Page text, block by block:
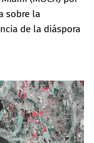
sobre la
de la diáspora